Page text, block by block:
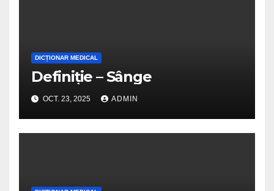
DICȚIONAR MEDICAL
Definiție – Sânge
OCT. 23, 2025 ADMIN